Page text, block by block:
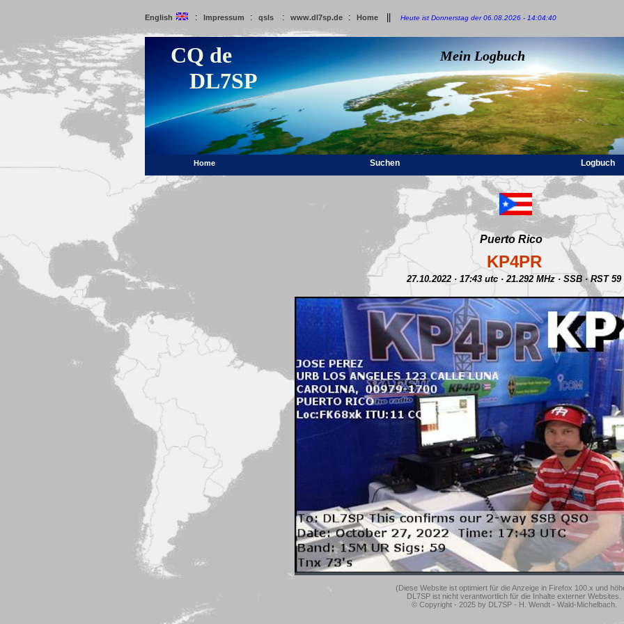
English : Impressum : qsls : www.dl7sp.de : Home Heute ist Donnerstag der 06.08.2026 - 14:04:40
CQ de
DL7SP
Mein Logbuch
Home Suchen Logbuch
Puerto Rico
KP4PR
27.10.2022 · 17:43 utc · 21.292 MHz · SSB · RST 59
(Diese Website ist optimiert für die Anzeige in Firefox 100.x und
DL7SP ist nicht verantwortlich für die Inhalte externer Websites.
© Copyright - 2025 by DL7SP - H. Wendt - Wald-Michelbach.